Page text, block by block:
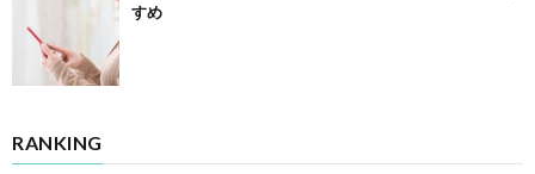
すめ
RANKING